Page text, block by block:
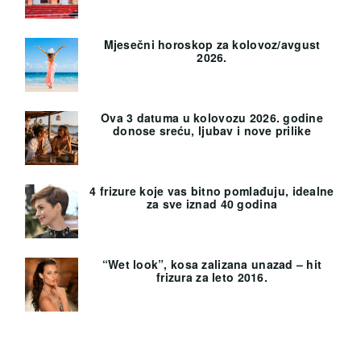
Mjesečni horoskop za kolovoz/avgust
2026.
Ova 3 datuma u kolovozu 2026. godine
donose sreću, ljubav i nove prilike
4 frizure koje vas bitno pomlađuju, idealne
za sve iznad 40 godina
“Wet look”, kosa zalizana unazad – hit
frizura za leto 2016.